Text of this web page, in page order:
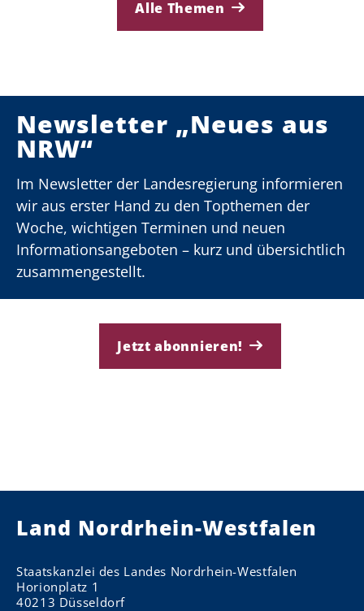
Alle Themen
Newsletter „Neues aus
NRW“
Im Newsletter der Landesregierung informieren
wir aus erster Hand zu den Topthemen der
Woche, wichtigen Terminen und neuen
Informationsangeboten – kurz und übersichtlich
zusammengestellt.
Jetzt abonnieren!
Land Nordrhein-Westfalen
Staatskanzlei des Landes Nordrhein-Westfalen
Horionplatz 1
40213 Düsseldorf